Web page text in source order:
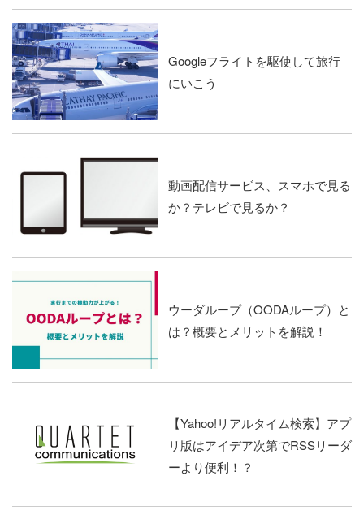
Googleフライトを駆使して旅行
にいこう
動画配信サービス、スマホで見る
か？テレビで見るか？
ウーダループ（OODAループ）と
は？概要とメリットを解説！
【Yahoo!リアルタイム検索】アプ
リ版はアイデア次第でRSSリーダ
ーより便利！？